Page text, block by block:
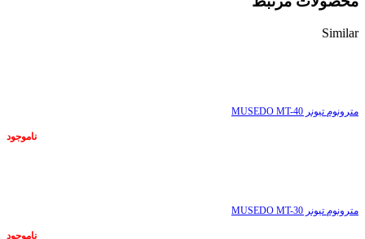
Similar
مترونوم تیونر MUSEDO MT-40
ناموجود
مترونوم تیونر MUSEDO MT-30
ناموجود